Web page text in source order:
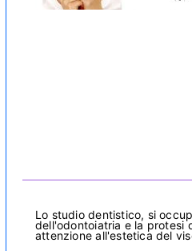
Lo studio dentistico, si
dell'odontoiatria e la protesi
attenzione all'estetica del